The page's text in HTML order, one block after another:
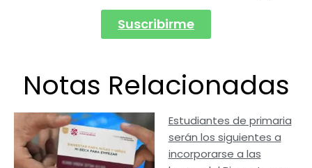
Suscribirme
Notas Relacionadas
Estudiantes de primaria
serán los siguientes a
incorporarse a las